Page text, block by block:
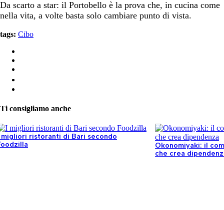
Da scarto a star: il Portobello è la prova che, in cucina come
nella vita, a volte basta solo cambiare punto di vista.
tags: Cibo
Ti consigliamo anche
migliori ristoranti di Bari secondo
Okonomiyaki: il
che crea